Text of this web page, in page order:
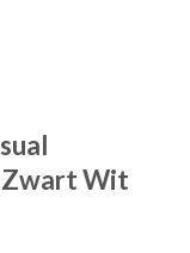
Zwart Wit